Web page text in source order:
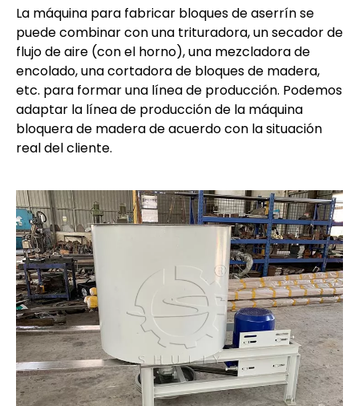
La máquina para fabricar bloques de aserrín se
puede combinar con una trituradora, un secador de
flujo de aire (con el horno), una mezcladora de
encolado, una cortadora de bloques de madera,
etc. para formar una línea de producción. Podemos
adaptar la línea de producción de la máquina
bloquera de madera de acuerdo con la situación
real del cliente.